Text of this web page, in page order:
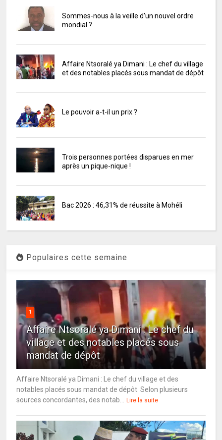
Sommes-nous à la veille d'un nouvel ordre
mondial ?
Affaire Ntsoralé ya Dimani : Le chef du village
et des notables placés sous mandat de dépôt
Le pouvoir a-t-il un prix ?
Trois personnes portées disparues en mer
après un pique-nique !
Bac 2026 : 46,31% de réussite à Mohéli
Populaires cette semaine
1
Affaire Ntsoralé ya Dimani : Le chef du
village et des notables placés sous
mandat de dépôt
Affaire Ntsoralé ya Dimani : Le chef du village et des
notables placés sous mandat de dépôt Selon plusieurs
sources concordantes, des notab... Lire la suite